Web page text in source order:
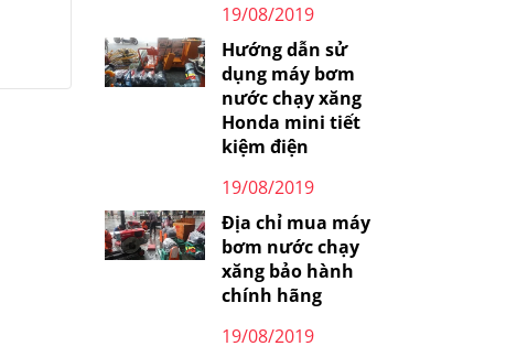
19/08/2019
Hướng dẫn sử
dụng máy bơm
nước chạy xăng
Honda mini tiết
kiệm điện
19/08/2019
Địa chỉ mua máy
bơm nước chạy
xăng bảo hành
chính hãng
19/08/2019